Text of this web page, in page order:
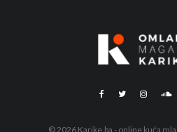
© 2026 Karike.ba - online kuća